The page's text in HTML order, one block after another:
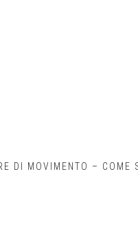
DI MOVIMENTO – COME